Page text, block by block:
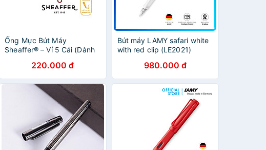
Ống Mực Bút Máy
Sheaffer® – Vỉ 5 Cái (Dành
220.000 đ
Bút máy LAMY safari white
with red clip (LE2021)
980.000 đ